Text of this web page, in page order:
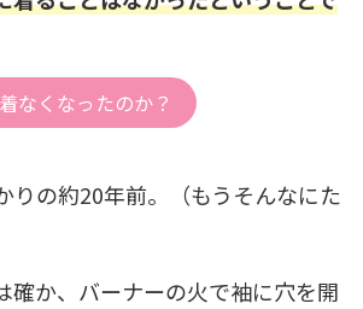
なくなったのか？
りの約20年前。（もうそんなにた
確か、バーナーの火で袖に穴を開